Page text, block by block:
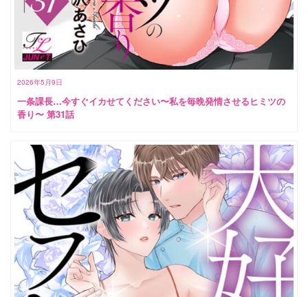
2026年5月9日
一条課長…今すぐイカせてください〜私を毎晩発情させるヒミツの
香り〜 第31話